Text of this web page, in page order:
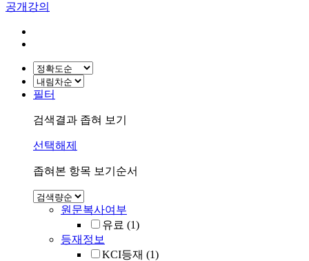
공개강의
필터
검색결과 좁혀 보기
선택해제
좁혀본 항목 보기순서
원문복사여부
유료 (1)
등재정보
KCI등재 (1)